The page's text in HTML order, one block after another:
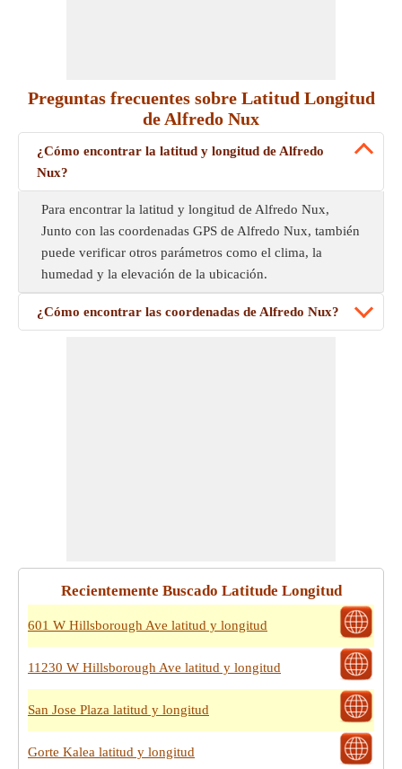
Preguntas frecuentes sobre Latitud Longitud
de Alfredo Nux
¿Cómo encontrar la latitud y longitud de Alfredo
Nux?
Para encontrar la latitud y longitud de Alfredo Nux,
Junto con las coordenadas GPS de Alfredo Nux, también
puede verificar otros parámetros como el clima, la
humedad y la elevación de la ubicación.
¿Cómo encontrar las coordenadas de Alfredo Nux?
Recientemente Buscado Latitude Longitud
601 W Hillsborough Ave latitud y longitud
11230 W Hillsborough Ave latitud y longitud
San Jose Plaza latitud y longitud
Gorte Kalea latitud y longitud